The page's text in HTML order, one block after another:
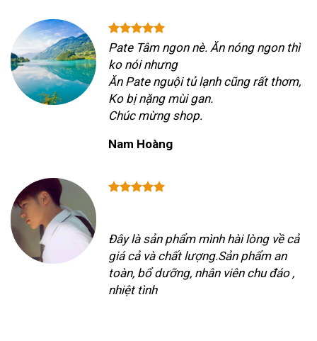
Pate Tâm ngon nè. Ăn nóng ngon thì
ko nói nhưng
Ăn Pate nguội tủ lạnh cũng rất thơm,
Ko bị nặng mùi gan.
Chúc mừng shop.
Nam Hoàng
Đây là sản phẩm mình hài lòng về cả
giá cả và chất lượng.Sản phẩm an
toàn, bổ dưỡng, nhân viên chu đáo ,
nhiệt tình